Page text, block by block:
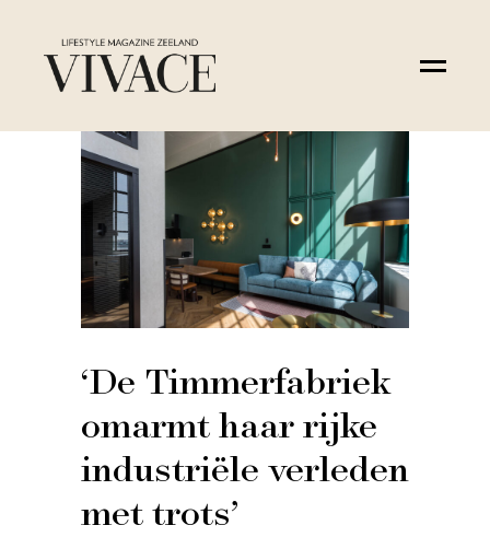
‘De Timmerfabriek
omarmt haar rijke
industriële verleden
met trots’